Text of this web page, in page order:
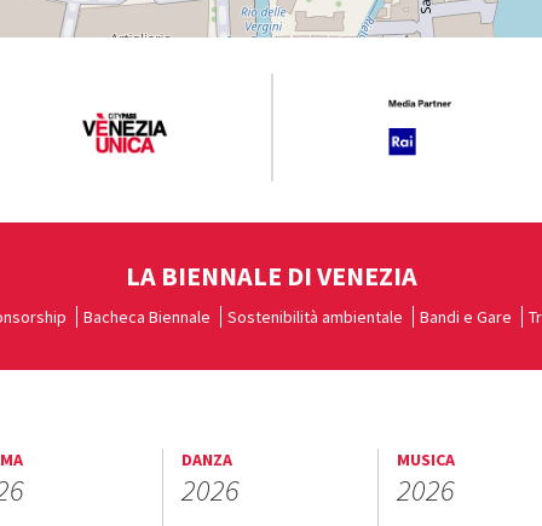
LA BIENNALE DI VENEZIA
Bacheca Biennale Sostenibilità ambientale Bandi e Gare
DANZA
2026
MUSICA
2026